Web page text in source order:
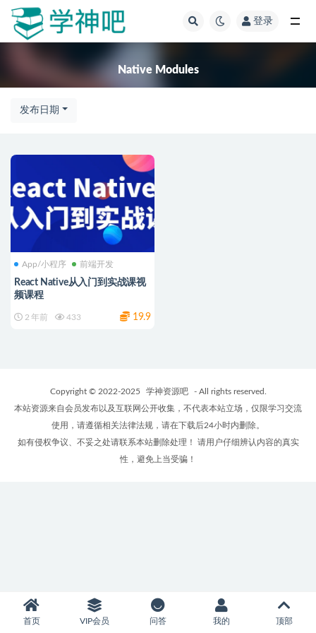
登录
Native Modules
发布日期
App/小程序 前端开发
React Native从入门到实战课视
频课程
2 年前 433 19.9
Copyright © 2022-2025 学神资源吧
- All rights reserved.
本站资源来自会员发布以及互联网公开收集，不代表本站立场，仅限学习交流
使用，请遵循相关法律法规，请在下载后24小时内删除。
如有侵权争议、不妥之处请联系本站删除处理！ 请用户仔细辨认内容的真实
性，避免上当受骗！
首页 VIP会员 问答 我的 顶部